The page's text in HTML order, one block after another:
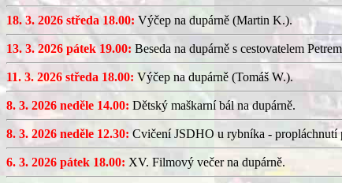
18. 3. 2026 středa 18.00: Výčep na dupárně (Martin K.).
13. 3. 2026 pátek 19.00: Beseda na dupárně s cestovatelem
11. 3. 2026 středa 18.00: Výčep na dupárně (Tomáš W.).
8. 3. 2026 neděle 14.00: Dětský maškarní bál na dupárně.
8. 3. 2026 neděle 12.30: Cvičení JSDHO u rybníka - propláchnutí
6. 3. 2026 pátek 18.00: XV. Filmový večer na dupárně.